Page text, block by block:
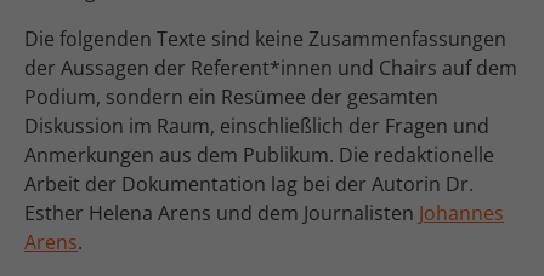
Die folgenden Texte sind keine Zusammenfassungen
der Aussagen der Referent*innen und Chairs auf dem
Podium, sondern ein Resümee der gesamten
Diskussion im Raum, einschließlich der Fragen und
Anmerkungen aus dem Publikum. Die redaktionelle
Arbeit der Dokumentation lag bei der Autorin Dr.
Esther Helena Arens und dem Journalisten Johannes
Arens.